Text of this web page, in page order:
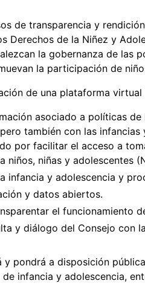
de transparencia y
Derechos de la Niñez y
la gobernanza de las
la participación de
de una plataforma
asociado a políticas
también con las infancias
por facilitar el acceso a
niños, niñas y adolescentes
infancia y adolescencia y
y datos abiertos.
el funcionamiento
y diálogo del Consejo con
pondrá a disposición
infancia y adolescencia,